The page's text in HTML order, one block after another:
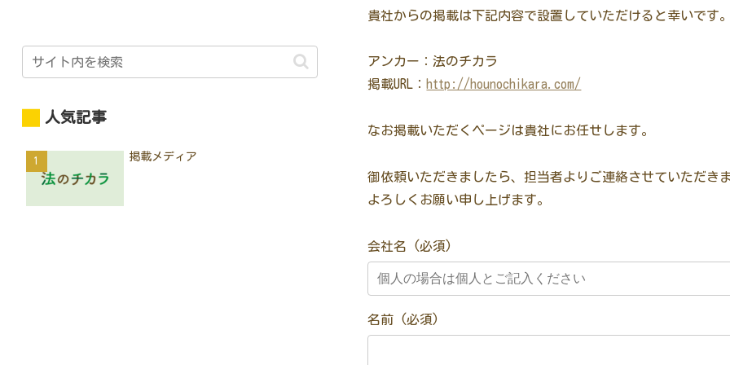
貴社からの掲載は下記内容で設置していただけると幸いです。
アンカー：法のチカラ
掲載URL： http://hounochikara.com/
なお掲載いただくページは貴社にお任せします。
御依頼いただきましたら、担当者よりご連絡させていただきま
よろしくお願い申し上げます。
会社名 (必須)
名前 (必須)
人気記事
掲載メディア